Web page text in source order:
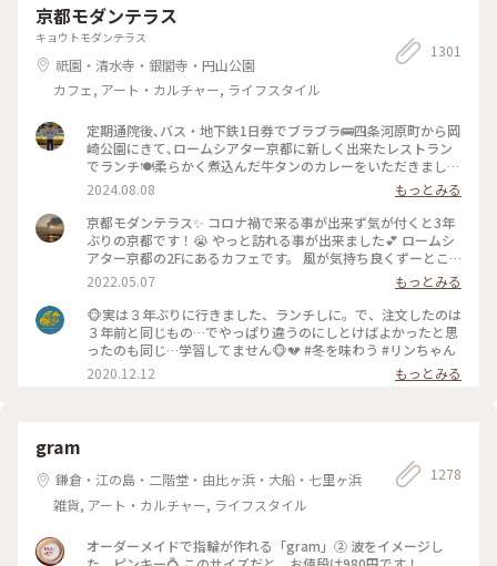
京都モダンテラス
キョウトモダンテラス
祇園・清水寺・銀閣寺・円山公園
カフェ, アート・カルチャー, ライフスタイル
1301
定期通院後､バス・地下鉄1日券でブラブラ🚌四条河原町から岡
崎公園にきて､ロームシアター京都に新しく出来たレストラン
でランチ🍽️柔らかく煮込んだ牛タンのカレーをいただきました
🍛 #グルメ #ランチ #カレー
2024.08.08
もっとみる
京都モダンテラス✨ コロナ禍で来る事が出来ず気が付くと3年
ぶりの京都です！😭 やっと訪れる事が出来ました💕 ロームシ
アター京都の2Fにあるカフェです。 風が気持ち良くずーとこ
こで時間を過ごしていたいカフェです🥰 スズメが残したケー
キのくずを食べにテーブルの上にやってきてました😆 #Myこ
とりっぷ #春風さんぽ
2022.05.07
もっとみる
🐵実は３年ぶりに行きました、ランチしに。で、注文したのは
３年前と同じもの…でやっぱり違うのにしとけばよかったと思
ったのも同じ…学習してません🐵💔 #冬を味わう #リンちゃん
2020.12.12
もっとみる
gram
鎌倉・江の島・二階堂・由比ヶ浜・大船・七里ヶ浜
雑貨, アート・カルチャー, ライフスタイル
1278
オーダーメイドで指輪が作れる「gram」② 波をイメージし